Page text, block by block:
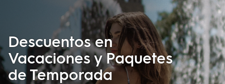
Descuentos en
Vacaciones y Paquetes
de Temporada